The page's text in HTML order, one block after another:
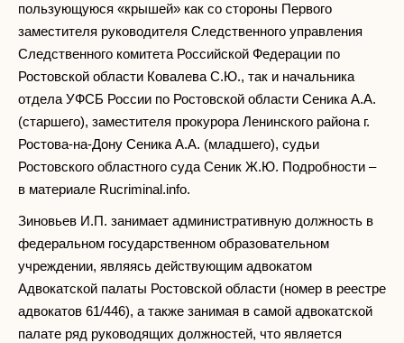
пользующуюся «крышей» как со стороны Первого
заместителя руководителя Следственного управления
Следственного комитета Российской Федерации по
Ростовской области Ковалева С.Ю., так и начальника
отдела УФСБ России по Ростовской области Сеника А.А.
(старшего), заместителя прокурора Ленинского района г.
Ростова-на-Дону Сеника А.А. (младшего), судьи
Ростовского областного суда Сеник Ж.Ю. Подробности –
в материале Rucriminal.info.
Зиновьев И.П. занимает административную должность в
федеральном государственном образовательном
учреждении, являясь действующим адвокатом
Адвокатской палаты Ростовской области (номер в реестре
адвокатов 61/446), а также занимая в самой адвокатской
палате ряд руководящих должностей, что является